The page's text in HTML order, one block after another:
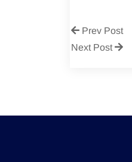
Prev Post
Next Post